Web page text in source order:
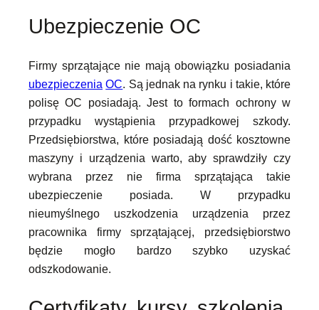
Ubezpieczenie OC
Firmy sprzątające nie mają obowiązku posiadania
ubezpieczenia OC. Są jednak na rynku i takie, które
polisę OC posiadają. Jest to formach ochrony w
przypadku wystąpienia przypadkowej szkody.
Przedsiębiorstwa, które posiadają dość kosztowne
maszyny i urządzenia warto, aby sprawdziły czy
wybrana przez nie firma sprzątająca takie
ubezpieczenie posiada. W przypadku
nieumyślnego uszkodzenia urządzenia przez
pracownika firmy sprzątającej, przedsiębiorstwo
będzie mogło bardzo szybko uzyskać
odszkodowanie.